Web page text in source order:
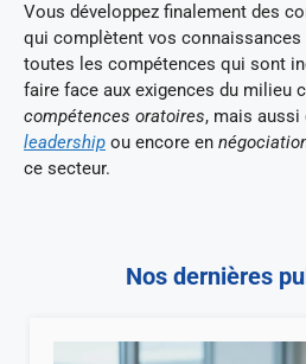
Vous développez finalement des
qui complètent vos
toutes les compétences qui sont
faire face aux exigences du milieu
compétences oratoires, mais aussi
leadership ou encore en
ce secteur.
Nos dernières